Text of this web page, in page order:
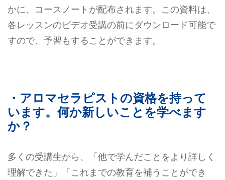
かに、コースノートが配布されます。この資料は、
各レッスンのビデオ受講の前にダウンロード可能で
すので、予習もすることができます。
・アロマセラピストの資格を持って
います。何か新しいことを学べます
か？
多くの受講生から、「他で学んだことをより詳しく
理解できた」「これまでの教育を補うことができ